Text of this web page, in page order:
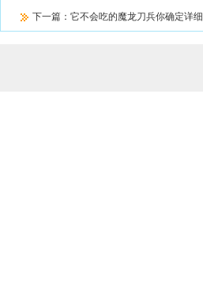
下一篇： 它不会吃的魔龙刀兵你确定详细